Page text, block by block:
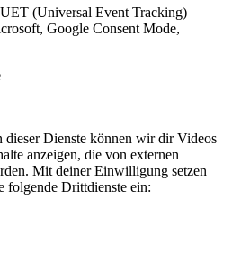
(Universal Event Tracking)
Google Consent Mode,
dieser Dienste können wir dir Videos
anzeigen, die von externen
Mit deiner Einwilligung setzen
folgende Drittdienste ein: